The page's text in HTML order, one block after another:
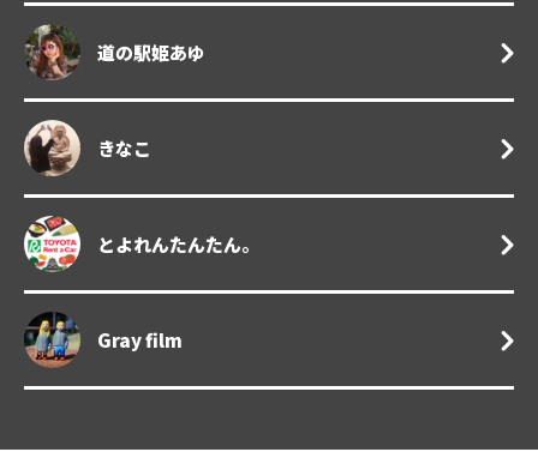
道の駅姫あゆ
きなこ
とよれんたんたん。
Gray film